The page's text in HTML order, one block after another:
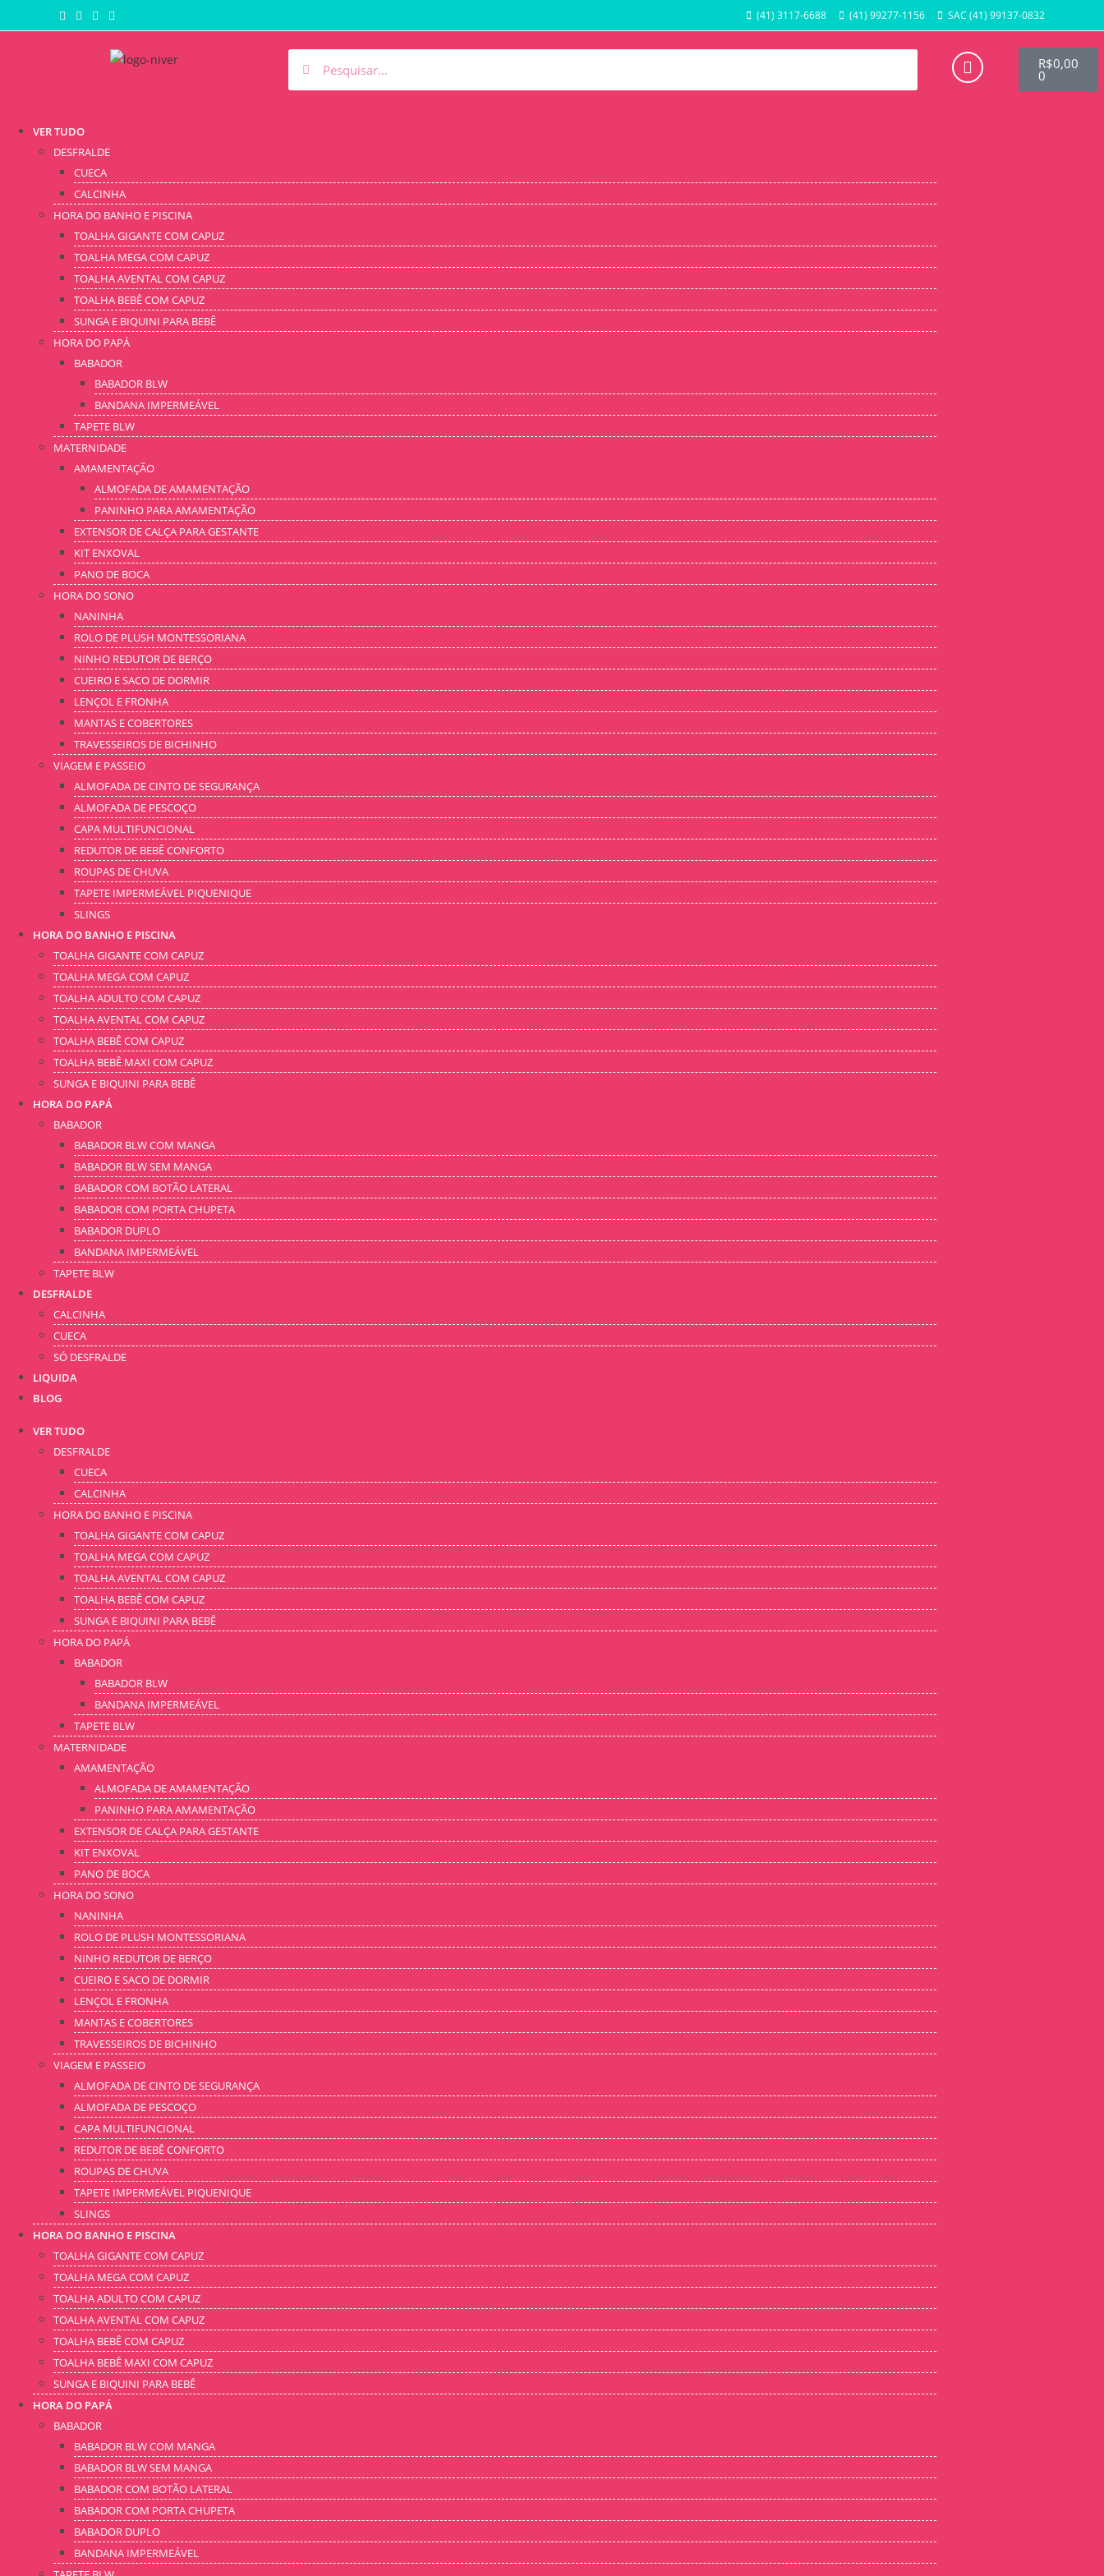
(41) 3117-6688 (41) 99277-1156 SAC (41) 99137-0832
R$0,00
0
VER TUDO
DESFRALDE
CUECA
CALCINHA
HORA DO BANHO E PISCINA
TOALHA GIGANTE COM CAPUZ
TOALHA MEGA COM CAPUZ
TOALHA AVENTAL COM CAPUZ
TOALHA BEBÊ COM CAPUZ
SUNGA E BIQUINI PARA BEBÊ
HORA DO PAPÁ
BABADOR
BABADOR BLW
BANDANA IMPERMEÁVEL
TAPETE BLW
MATERNIDADE
AMAMENTAÇÃO
ALMOFADA DE AMAMENTAÇÃO
PANINHO PARA AMAMENTAÇÃO
EXTENSOR DE CALÇA PARA GESTANTE
KIT ENXOVAL
PANO DE BOCA
HORA DO SONO
NANINHA
ROLO DE PLUSH MONTESSORIANA
NINHO REDUTOR DE BERÇO
CUEIRO E SACO DE DORMIR
LENÇOL E FRONHA
MANTAS E COBERTORES
TRAVESSEIROS DE BICHINHO
VIAGEM E PASSEIO
ALMOFADA DE CINTO DE SEGURANÇA
ALMOFADA DE PESCOÇO
CAPA MULTIFUNCIONAL
REDUTOR DE BEBÊ CONFORTO
ROUPAS DE CHUVA
TAPETE IMPERMEÁVEL PIQUENIQUE
SLINGS
HORA DO BANHO E PISCINA
TOALHA GIGANTE COM CAPUZ
TOALHA MEGA COM CAPUZ
TOALHA ADULTO COM CAPUZ
TOALHA AVENTAL COM CAPUZ
TOALHA BEBÊ COM CAPUZ
TOALHA BEBÊ MAXI COM CAPUZ
SUNGA E BIQUINI PARA BEBÊ
HORA DO PAPÁ
BABADOR
BABADOR BLW COM MANGA
BABADOR BLW SEM MANGA
BABADOR COM BOTÃO LATERAL
BABADOR COM PORTA CHUPETA
BABADOR DUPLO
BANDANA IMPERMEÁVEL
TAPETE BLW
DESFRALDE
CALCINHA
CUECA
SÓ DESFRALDE
LIQUIDA
BLOG
VER TUDO
DESFRALDE
CUECA
CALCINHA
HORA DO BANHO E PISCINA
TOALHA GIGANTE COM CAPUZ
TOALHA MEGA COM CAPUZ
TOALHA AVENTAL COM CAPUZ
TOALHA BEBÊ COM CAPUZ
SUNGA E BIQUINI PARA BEBÊ
HORA DO PAPÁ
BABADOR
BABADOR BLW
BANDANA IMPERMEÁVEL
TAPETE BLW
MATERNIDADE
AMAMENTAÇÃO
ALMOFADA DE AMAMENTAÇÃO
PANINHO PARA AMAMENTAÇÃO
EXTENSOR DE CALÇA PARA GESTANTE
KIT ENXOVAL
PANO DE BOCA
HORA DO SONO
NANINHA
ROLO DE PLUSH MONTESSORIANA
NINHO REDUTOR DE BERÇO
CUEIRO E SACO DE DORMIR
LENÇOL E FRONHA
MANTAS E COBERTORES
TRAVESSEIROS DE BICHINHO
VIAGEM E PASSEIO
ALMOFADA DE CINTO DE SEGURANÇA
ALMOFADA DE PESCOÇO
CAPA MULTIFUNCIONAL
REDUTOR DE BEBÊ CONFORTO
ROUPAS DE CHUVA
TAPETE IMPERMEÁVEL PIQUENIQUE
SLINGS
HORA DO BANHO E PISCINA
TOALHA GIGANTE COM CAPUZ
TOALHA MEGA COM CAPUZ
TOALHA ADULTO COM CAPUZ
TOALHA AVENTAL COM CAPUZ
TOALHA BEBÊ COM CAPUZ
TOALHA BEBÊ MAXI COM CAPUZ
SUNGA E BIQUINI PARA BEBÊ
HORA DO PAPÁ
BABADOR
BABADOR BLW COM MANGA
BABADOR BLW SEM MANGA
BABADOR COM BOTÃO LATERAL
BABADOR COM PORTA CHUPETA
BABADOR DUPLO
BANDANA IMPERMEÁVEL